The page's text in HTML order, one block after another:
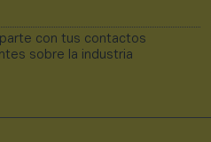
con tus contactos
sobre la industria